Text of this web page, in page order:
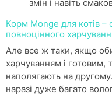
змін і навіть
Корм Monge для котів –
повноцінного
Але все ж таки, якщо
харчуванням і готовим,
наполягають на
наразі дуже багато